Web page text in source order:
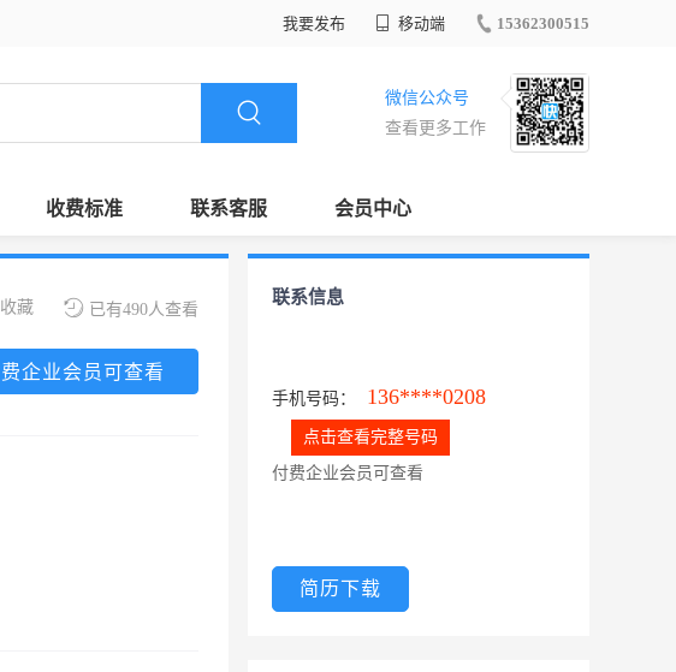
我要发布 移动端 15362300515
微信公众号
查看更多工作
收费标准 联系客服 会员中心
已有490人查看
收藏
企业会员可查看
联系信息
手机号码： 136****0208
点击查看完整号码
付费企业会员可查看
简历下载